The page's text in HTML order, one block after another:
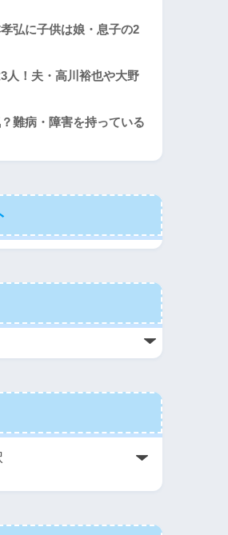
弘に子供は娘・息子の2
人！夫・高川裕也や大野
難病・障害を持っている